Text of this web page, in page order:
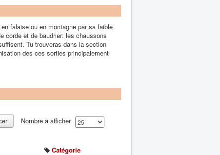
falaise ou en montagne par sa faible
corde et de baudrier: les chaussons
Tu trouveras dans la section
des ces sorties principalement
Nombre à afficher
Catégorie